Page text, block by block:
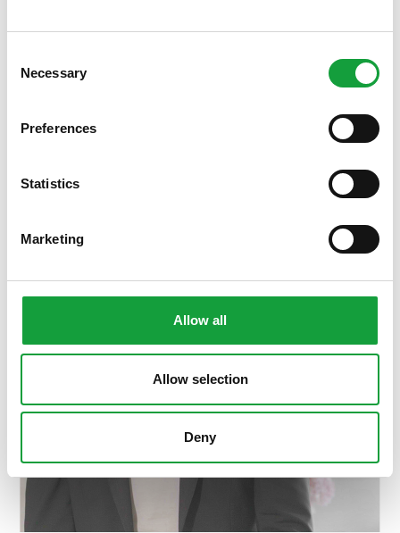
Selection
Necessary
Preferences
Statistics
Marketing
Allow all
Allow selection
Deny
Di seguito tutti i contenuti taggati con:
ISCRIVITI ALLA NEWSLETTER
Resta aggiornato su tutte le ultime novita nel campo